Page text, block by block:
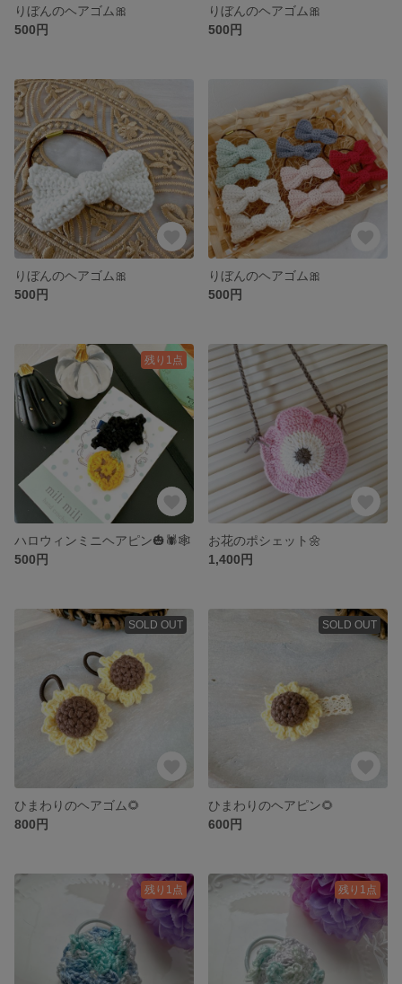
りぼんのヘアゴム🎀
500円
りぼんのヘアゴム🎀
500円
りぼんのヘアゴム🎀
500円
りぼんのヘアゴム🎀
500円
残り1点
ハロウィンミニヘアピン🎃🕷🕸
500円
お花のポシェット🌼
1,400円
SOLD OUT
ひまわりのヘアゴム🌻
800円
SOLD OUT
ひまわりのヘアピン🌻
600円
残り1点 残り1点